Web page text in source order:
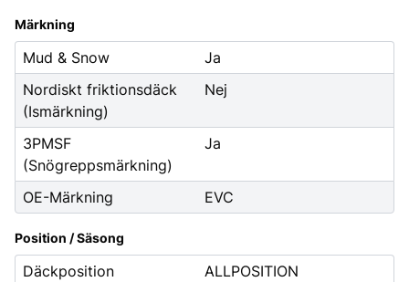
Märkning
Mud & Snow
Ja
Nordiskt friktionsdäck
(Ismärkning)
Nej
3PMSF
(Snögreppsmärkning)
Ja
OE-Märkning EVC
Position / Säsong
Däckposition
ALLPOSITION